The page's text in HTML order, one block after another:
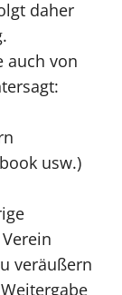
daher
auch von
usw.)
veräußern